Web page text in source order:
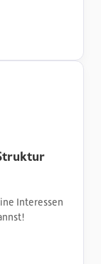
Interessen